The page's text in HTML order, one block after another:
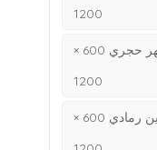
1200
بلاط بورسلين بمظهر حجري 600 ×
1200
بلاط أرضيات بورسلين رمادي 600 ×